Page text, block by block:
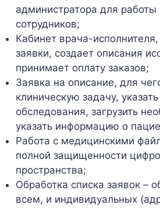
администратора для работы
сотрудников;
Кабинет врача-
заявки, создает описания
принимает оплату заказов;
Заявка на описание, для
клиническую задачу,
обследования, загрузить
указать информацию о
Работа с медицинскими
полной защищенности
пространства;
Обработка списка заявок –
всем, и индивидуальных